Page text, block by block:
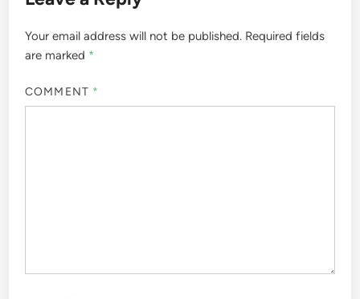
Your email address will not be published. Required fields
are marked *
COMMENT *